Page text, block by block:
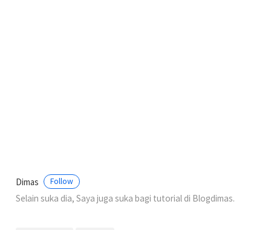
Dimas Follow
Selain suka dia, Saya juga suka bagi tutorial di Blogdimas.